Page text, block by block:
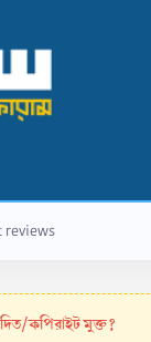
reviews
কপিরাইট মুক্ত?